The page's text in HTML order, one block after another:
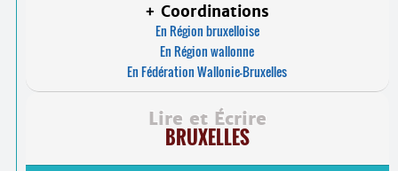
+ Coordinations
En Région bruxelloise
En Région wallonne
En Fédération Wallonie-Bruxelles
Lire et Écrire
BRUXELLES